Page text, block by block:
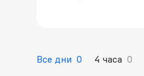
Все дни 0 4 часа 0